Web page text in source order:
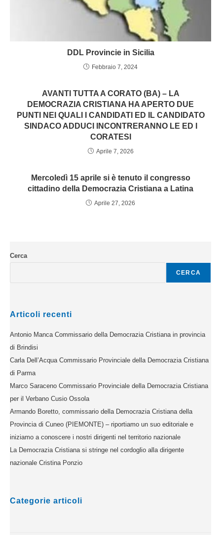
DDL Provincie in Sicilia
Febbraio 7, 2024
AVANTI TUTTA A CORATO (BA) – LA
DEMOCRAZIA CRISTIANA HA APERTO DUE
PUNTI NEI QUALI I CANDIDATI ED IL CANDIDATO
SINDACO ADDUCI INCONTRERANNO LE ED I
CORATESI
Aprile 7, 2026
Mercoledì 15 aprile si è tenuto il congresso
cittadino della Democrazia Cristiana a Latina
Aprile 27, 2026
Cerca
CERCA
Articoli recenti
Antonio Manca Commissario della Democrazia Cristiana in provincia
di Brindisi
Carla Dell’Acqua Commissario Provinciale della Democrazia Cristiana
di Parma
Marco Saraceno Commissario Provinciale della Democrazia Cristiana
per il Verbano Cusio Ossola
Armando Boretto, commissario della Democrazia Cristiana della
Provincia di Cuneo (PIEMONTE) – riportiamo un suo editoriale e
iniziamo a conoscere i nostri dirigenti nel territorio nazionale
La Democrazia Cristiana si stringe nel cordoglio alla dirigente
nazionale Cristina Ponzio
Categorie articoli